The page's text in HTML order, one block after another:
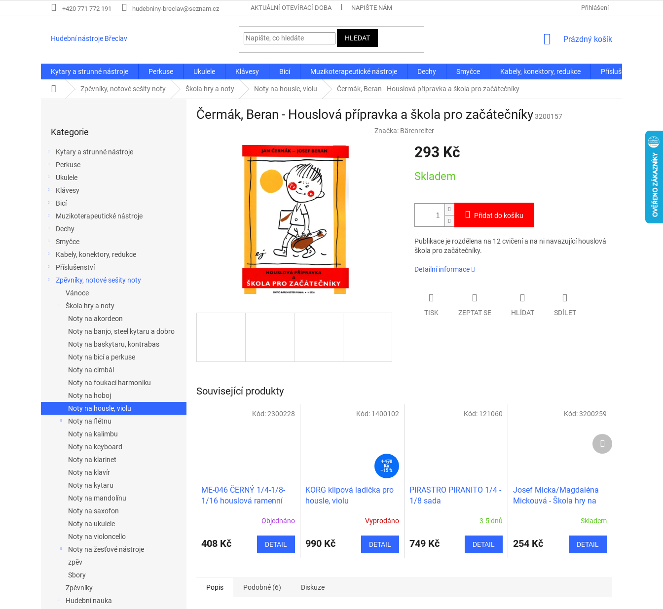
na
+420 771 772 191 hudebniny-breclav@seznam.cz AKTUÁLNÍ OTEVÍRACÍ DOBA NAPIŠTE NÁM Přihlášení
Hudební nástroje Břeclav HLEDAT
NÁKUPNÍ
Prázdný košík
Kytary a strunné nástroje Perkuse Ukulele Klávesy Bicí Muzikoterapeutické nástroje Dechy Smyčce Kabely, konektory, redukce Příslušenství
Domů Zpěvníky, notové sešity noty Škola hry a noty Noty na housle, violu Čermák, Beran - Houslová přípravka a škola pro začátečníky
kategorie
Kategorie
Kytary a strunné nástroje
Perkuse
Ukulele
Klávesy
Bicí
Muzikoterapeutické nástroje
Dechy
Smyčce
Kabely, konektory, redukce
Příslušenství
Zpěvníky, notové sešity noty
Vánoce
Škola hry a noty
Noty na akordeon
Noty na banjo, steel kytaru a dobro
Noty na baskytaru, kontrabas
Noty na bicí a perkuse
Noty na cimbál
Noty na foukací harmoniku
Noty na hoboj
Noty na housle, violu
Noty na flétnu
Noty na kalimbu
Noty na keyboard
Noty na klarinet
Noty na klavír
Noty na kytaru
Noty na mandolínu
Noty na saxofon
Noty na ukulele
Noty na violoncello
Noty na žesťové nástroje
zpěv
Sbory
Zpěvníky
Hudební nauka
Čermák, Beran - Houslová přípravka a škola pro začátečníky3200157
Značka: Bärenreiter
293 Kč
cena:
Skladem
Přidat do košíku
Publikace je rozdělena na 12 cvičení a na ni navazující houslová
škola pro začátečníky.
Detailní informace
TISK ZEPTAT SE HLÍDAT SDÍLET
Související produkty
ME-046 ČERNÝ 1/4-1/8-
1/16 houslová ramenní
Objednáno
408 Kč DETAIL
Kód:2300228
1 170
Kč
–15 %
KORG klipová ladička pro
housle, violu
Vyprodáno
990 Kč DETAIL
Kód: 1400102
PIRASTRO PIRANITO 1/4 -
1/8 sada
3-5 dnů
749 Kč DETAIL
Kód: 121060
Josef Micka/Magdaléna
Mickouvá - Škola hry na
Skladem
254 Kč DETAIL
Kód:3200259
Další
produkt
Popis Podobné (6) Diskuze